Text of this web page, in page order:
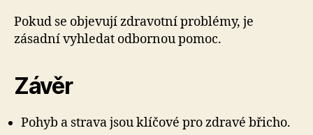
Pokud se objevují zdravotní problémy, je
zásadní vyhledat odbornou pomoc.
Závěr
Pohyb a strava jsou klíčové pro zdravé břicho.